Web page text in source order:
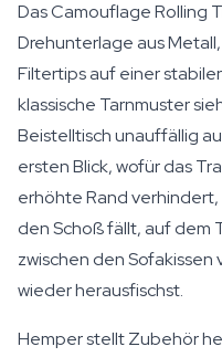
Das Camouflage Rolling
Drehunterlage aus
Filtertips auf einer
klassische Tarnmuster
Beistelltisch unauffällig
ersten Blick, wofür das
erhöhte Rand
den Schoß fällt, auf dem
zwischen den Sofakissen
wieder herausfischst.
Hemper stellt Zubehör